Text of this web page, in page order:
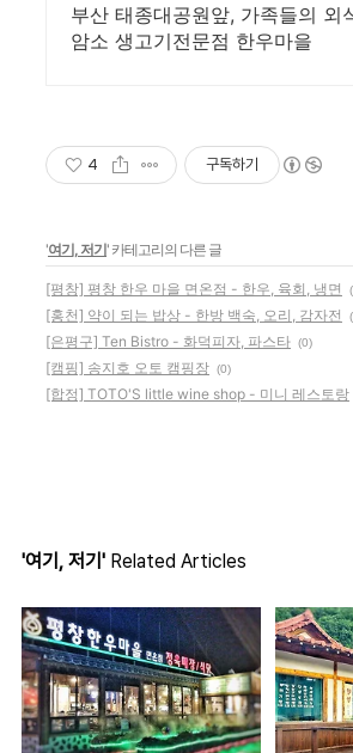
부산 태종대공원앞, 가족들의 외
암소 생고기전문점 한우마을
4 구독하기
'여기, 저기' 카테고리의 다른 글
[평창] 평창 한우 마을 면온점 - 한우, 육회, 냉면
[홍천] 약이 되는 밥상 - 한방 백숙, 오리, 감자전
[은평구] Ten Bistro - 화덕피자, 파스타 (0)
[캠핑] 송지호 오토 캠핑장 (0)
[합정] TOTO'S little wine shop - 미니 레스토랑
'여기, 저기' Related Articles